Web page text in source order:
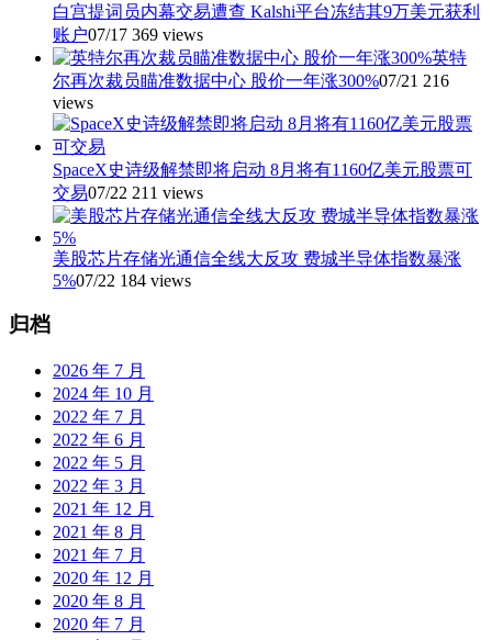
白宫提词员内幕交易遭查 Kalshi平台冻结其9万美元获利
账户07/17 369 views
英特
尔再次裁员瞄准数据中心 股价一年涨300%07/21 216
views
SpaceX史诗级解禁即将启动 8月将有1160亿美元股票可
交易07/22 211 views
美股芯片存储光通信全线大反攻 费城半导体指数暴涨
5%07/22 184 views
归档
2026 年 7 月
2024 年 10 月
2022 年 7 月
2022 年 6 月
2022 年 5 月
2022 年 3 月
2021 年 12 月
2021 年 8 月
2021 年 7 月
2020 年 12 月
2020 年 8 月
2020 年 7 月